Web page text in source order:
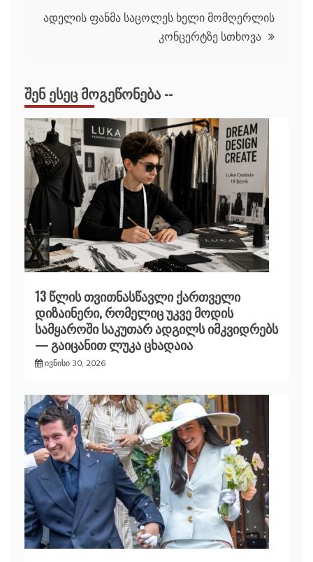
ადელის ფანმა საცოლეს ხელი მომღერლის
კონცერტზე სთხოვა
ᲨᲔᲜ ᲔᲡᲔᲪ ᲛᲝᲒᲔᲬᲝᲜᲔᲑᲐ --
13 წლის თვითნასწავლი ქართველი
დიზაინერი, რომელიც უკვე მოდის
სამყაროში საკუთარ ადგილს იმკვიდრებს
— გაიცანით ლუკა ცხადაია
ივნისი 30, 2026